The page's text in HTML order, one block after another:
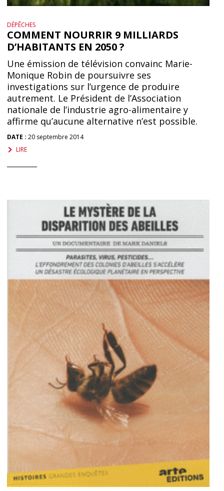
DÉPÊCHES
COMMENT NOURRIR 9 MILLIARDS
D’HABITANTS EN 2050 ?
Une émission de télévision convainc Marie-
Monique Robin de poursuivre ses
investigations sur l’urgence de produire
autrement. Le Président de l’Association
nationale de l’industrie agro-alimentaire y
affirme qu’aucune alternative n’est possible.
DATE : 20 septembre 2014
LIRE